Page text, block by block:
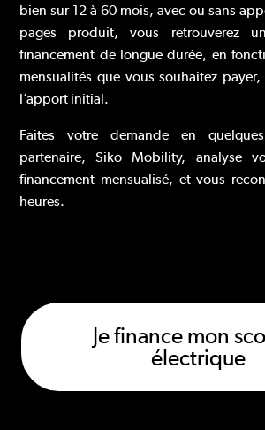
bien sur 12 à 60 mois, avec ou sans
pages produit, vous retrouverez
financement de longue durée, en
mensualités que vous souhaitez
l’apport initial.
Faites votre demande en
partenaire, Siko Mobility, analyse
financement mensualisé, et vous
heures.
Je finance mon
électrique